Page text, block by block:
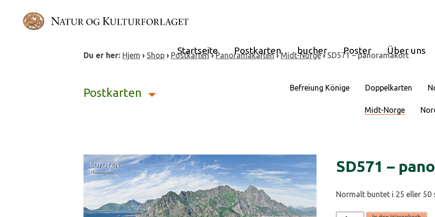
content
Startseite Postkarten bucher Poster Über uns
Du er her: Hjem › Shop › Postkarten›Panoramakarten›Midt-Norge› SD571 – panoramakort
Postkarten Befreiung Könige Doppelkarten
Midt-Norge
SD571 –
Normalt buntet i 25 eller 50